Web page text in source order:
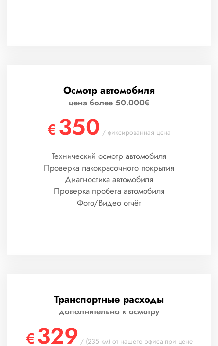
Осмотр автомобиля
цена более 50.000€
€350 / фиксированная цена
Технический осмотр автомобиля
Проверка лакокрасочного покрытия
Диагностика автомобиля
Проверка пробега автомобиля
Фото/Видео отчёт
Транспортные расходы
дополнительно к осмотру
€329 / (235 км) от нашего офиса при цене